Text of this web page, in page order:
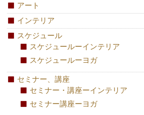
アート
インテリア
スケジュール
スケジュールーインテリア
スケジュールーヨガ
セミナー、講座
セミナー・講座ーインテリア
セミナー講座ーヨガ